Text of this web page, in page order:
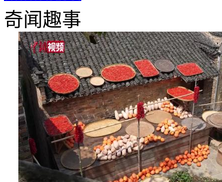
奇闻趣事